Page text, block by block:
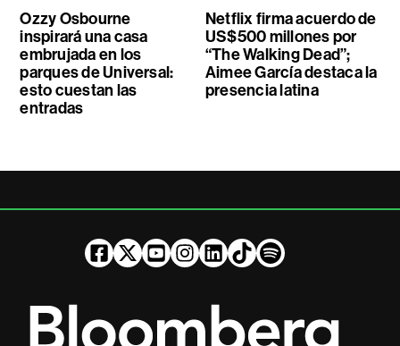
Ozzy Osbourne
inspirará una casa
embrujada en los
parques de Universal:
esto cuestan las
entradas
Netflix firma acuerdo de
US$500 millones por
“The Walking Dead”;
Aimee García destaca la
presencia latina